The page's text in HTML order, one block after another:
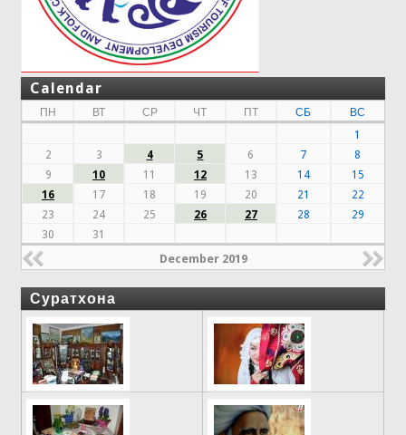
Calendar
ПН ВТ СР ЧТ ПТ СБ
ВС
1
2
3 4 5 6 7
8
9
10 11 12 13 14
15
16
17 18 19 20 21
22
23
24 25 26 27 28
29
30
31
December 2019
Суратхона